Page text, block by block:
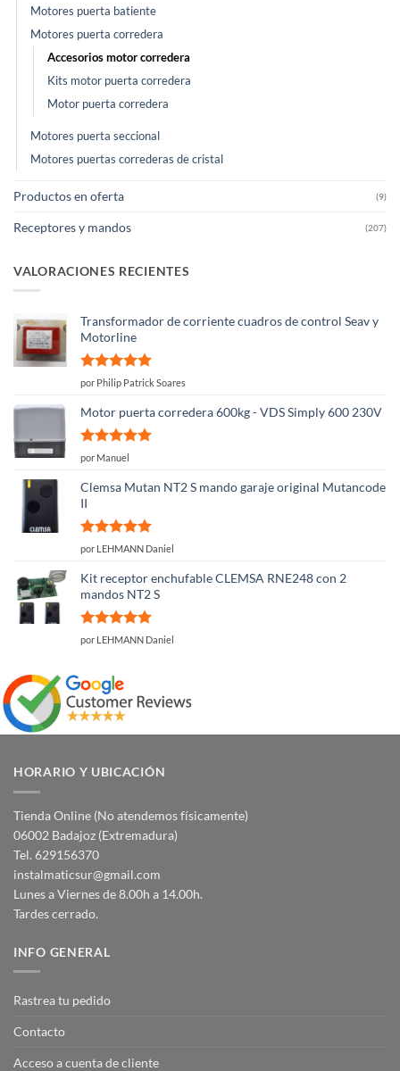
Motores puerta batiente
Motores puerta corredera
Accesorios motor corredera
Kits motor puerta corredera
Motor puerta corredera
Motores puerta seccional
Motores puertas correderas de cristal
Productos en oferta (9)
Receptores y mandos (207)
VALORACIONES RECIENTES
Transformador de corriente cuadros de control Seav y
Motorline
Valorado
por Philip Patrick Soares
Motor puerta corredera 600kg - VDS Simply 600 230V
Valorado
por Manuel
Clemsa Mutan NT2 S mando garaje original Mutancode
II
Valorado
por LEHMANN Daniel
Kit receptor enchufable CLEMSA RNE248 con 2
mandos NT2 S
Valorado
por LEHMANN Daniel
HORARIO Y UBICACIÓN
Tienda Online (No atendemos físicamente)
06002 Badajoz (Extremadura)
Tel. 629156370
instalmaticsur@gmail.com
Lunes a Viernes de 8.00h a 14.00h.
Tardes cerrado.
INFO GENERAL
Rastrea tu pedido
Contacto
Acceso a cuenta de cliente